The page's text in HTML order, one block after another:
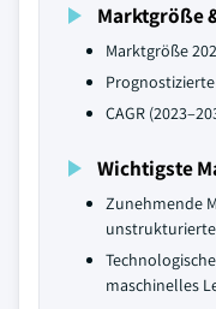
Marktgröße
Marktgröße
Prognostizierte
CAGR
Wichtigste
Zunehmende
maschinelles